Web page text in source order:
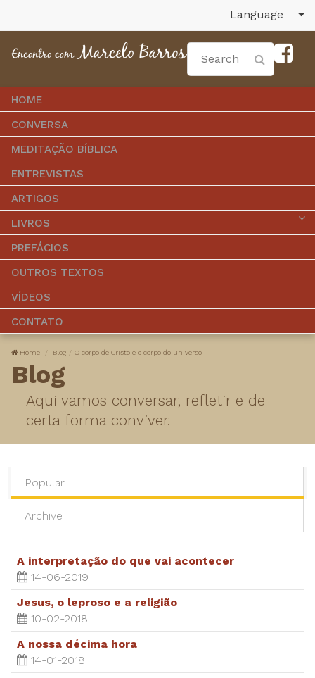
Language
HOME
CONVERSA
MEDITAÇÃO BÍBLICA
ENTREVISTAS
ARTIGOS
LIVROS
PREFÁCIOS
OUTROS TEXTOS
VÍDEOS
CONTATO
Home Blog O corpo de Cristo e o corpo do universo
Blog
Aqui vamos conversar, refletir e de
certa forma conviver.
Popular
Archive
A interpretação do que vai acontecer
14-06-2019
Jesus, o leproso e a religião
10-02-2018
A nossa décima hora
14-01-2018